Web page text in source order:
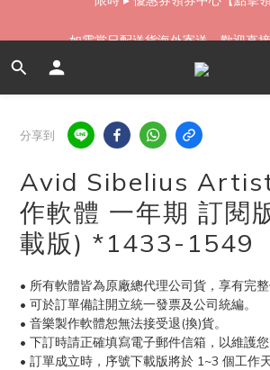
分享到
Avid Sibelius
作軟體 一年期 訂閱
載版) *1433-1549
• 所有軟體皆為原廠總代理公司貨，享有完整
• 可於訂單備註開立統一發票及公司統編。
• 音樂製作軟體恕無法接受退(換)貨。
• 下訂時請正確填寫電子郵件信箱，以維護您
• 訂單成立時，序號下載版將於 1~3 個工作